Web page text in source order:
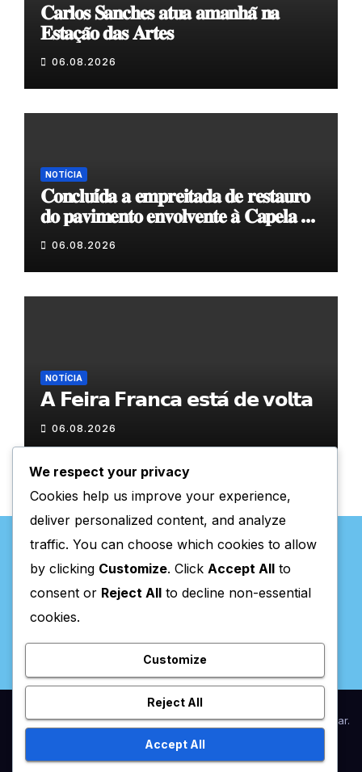
𝐂𝐚𝐫𝐥𝐨𝐬 𝐒𝐚𝐧𝐜𝐡𝐞𝐬 𝐚𝐭𝐮𝐚 𝐚𝐦𝐚𝐧𝐡𝐚̃ 𝐧𝐚
𝐄𝐬𝐭𝐚𝐜̧𝐚̃𝐨 𝐝𝐚𝐬 𝐀𝐫𝐭𝐞𝐬
06.08.2026
NOTÍCIA
𝐂𝐨𝐧𝐜𝐥𝐮𝐢́𝐝𝐚 𝐚 𝐞𝐦𝐩𝐫𝐞𝐢𝐭𝐚𝐝𝐚 𝐝𝐞 𝐫𝐞𝐬𝐭𝐚𝐮𝐫𝐨
𝐝𝐨 𝐩𝐚𝐯𝐢𝐦𝐞𝐧𝐭𝐨 𝐞𝐧𝐯𝐨𝐥𝐯𝐞𝐧𝐭𝐞 𝐚̀ 𝐂𝐚𝐩𝐞𝐥𝐚 𝐝𝐞
𝐂𝐨𝐯𝐚𝐬
06.08.2026
NOTÍCIA
𝗔 𝗙𝗲𝗶𝗿𝗮 𝗙𝗿𝗮𝗻𝗰𝗮 𝗲𝘀𝘁𝗮́ 𝗱𝗲 𝘃𝗼𝗹𝘁𝗮
06.08.2026
Valpaços Online
Proudly powered by WordPress|Theme:NewsupbyThemeansar.
HomeAnunciar / AssinaturasEstatuto EditorialFicha Técnica
We respect your privacy
Cookies help us improve your experience,
deliver personalized content, and analyze
traffic. You can choose which cookies to allow
by clicking Customize. Click Accept All to
consent or Reject All to decline non-essential
cookies.
Customize
Reject All
Accept All